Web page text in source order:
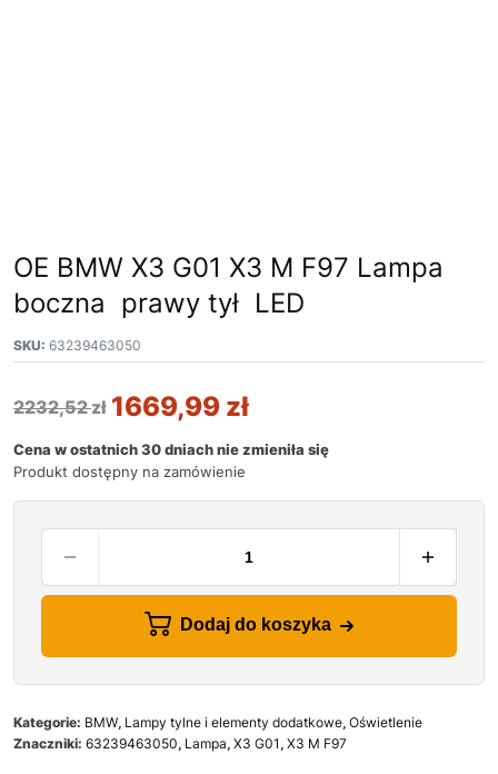
OE BMW X3 G01 X3 M F97 Lampa
boczna prawy tył LED
SKU: 63239463050
2232,52zł 1669,99 zł
Cena w ostatnich 30 dniach nie zmieniła się
Produkt dostępny na zamówienie
Dodaj do koszyka
Kategorie: BMW, Lampy tylne i elementy dodatkowe, Oświetlenie
Znaczniki: 63239463050, Lampa, X3 G01 , X3 M F97